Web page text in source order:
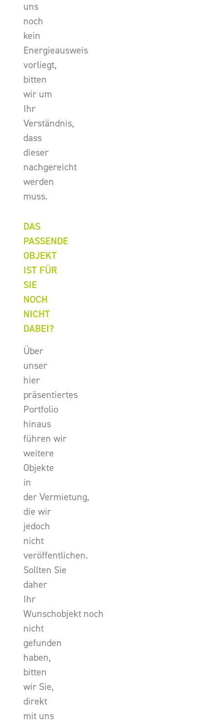
uns
noch
kein
Energieausweis
vorliegt,
bitten
wir um
Ihr
Verständnis,
dass
dieser
nachgereicht
werden
muss.
DAS
PASSENDE
OBJEKT
IST FÜR
SIE
NOCH
NICHT
DABEI?
Über
unser
hier
präsentiertes
Portfolio
hinaus
führen wir
weitere
Objekte
in
der Vermietung,
die wir
jedoch
nicht
veröffentlichen.
Sollten Sie
daher
Ihr
Wunschobjekt noch
nicht
gefunden
haben,
bitten
wir Sie,
direkt
mit uns